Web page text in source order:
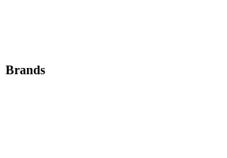
Brands